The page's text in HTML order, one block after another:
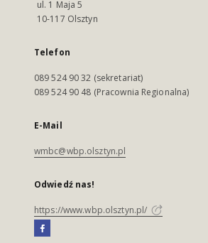
ul. 1 Maja 5
10-117 Olsztyn
Telefon
089 524 90 32 (sekretariat)
089 524 90 48 (Pracownia Regionalna)
E-Mail
wmbc@wbp.olsztyn.pl
Odwiedź nas!
https://www.wbp.olsztyn.pl/